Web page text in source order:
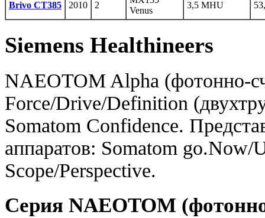
Brivo CT385 2010 2
Venus
3,5 MHU
Siemens Healthineers
NAEOTOM Alpha (фотонно-
Force/Drive/Definition
Somatom Confidence.
аппаратов: Somatom
Scope/Perspective.
Серия NAEOTOM